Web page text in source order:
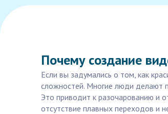
Почему создание
Если вы задумались о том, как
сложностей. Многие люди делают
Это приводит к разочарованию и
отсутствие плавных переходов и